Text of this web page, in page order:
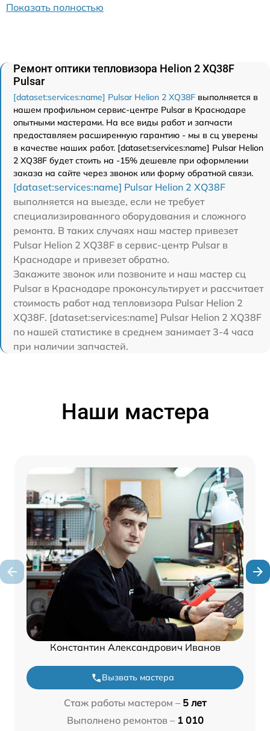
Показать полностью
Ремонт оптики тепловизора Helion 2 XQ38F
Pulsar
[dataset:services:name] Pulsar Helion 2 XQ38F выполняется в
нашем профильном сервис-центре Pulsar в Краснодаре
опытными мастерами. На все виды работ и запчасти
предоставляем расширенную гарантию - мы в сц уверены
в качестве наших работ. [dataset:services:name] Pulsar Helion
2 XQ38F будет стоить на -15% дешевле при оформлении
заказа на сайте через звонок или форму обратной связи.
[dataset:services:name] Pulsar Helion 2 XQ38F
выполняется на выезде, если не требует
специализированного оборудования и сложного
ремонта. В таких случаях наш мастер привезет
Pulsar Helion 2 XQ38F в сервис-центр Pulsar в
Краснодаре и привезет обратно.
Закажите звонок или позвоните и наш мастер сц
Pulsar в Краснодаре проконсультирует и рассчитает
стоимость работ над тепловизора Pulsar Helion 2
XQ38F. [dataset:services:name] Pulsar Helion 2 XQ38F
по нашей статистике в среднем занимает 3-4 часа
при наличии запчастей.
Наши мастера
Константин Александрович Иванов
Вызвать мастера
Стаж работы мастером – 5 лет
Выполнено ремонтов – 1 010